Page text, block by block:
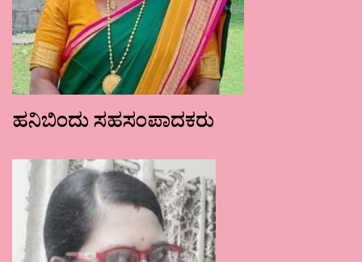
ಹನಿಬಿಂದು ಸಹಸಂಪಾದಕರು